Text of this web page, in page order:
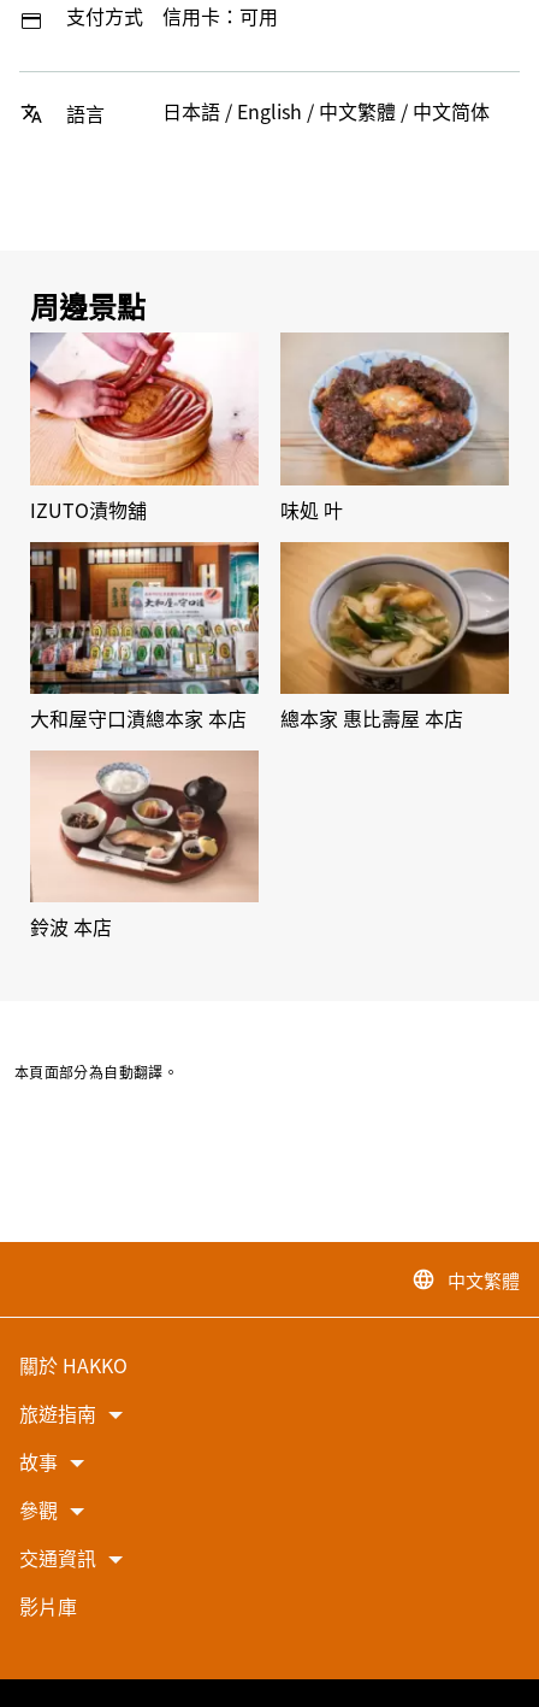
支付方式 信用卡：可用
語言 日本語 / English / 中文繁體 / 中文简体
周邊景點
IZUTO漬物舖 味処 叶
大和屋守口漬總本家 本店 總本家 惠比壽屋 本店
鈴波 本店
本頁面部分為自動翻譯。
language 中文繁體
關於 HAKKO
旅遊指南
故事
參觀
交通資訊
影片庫